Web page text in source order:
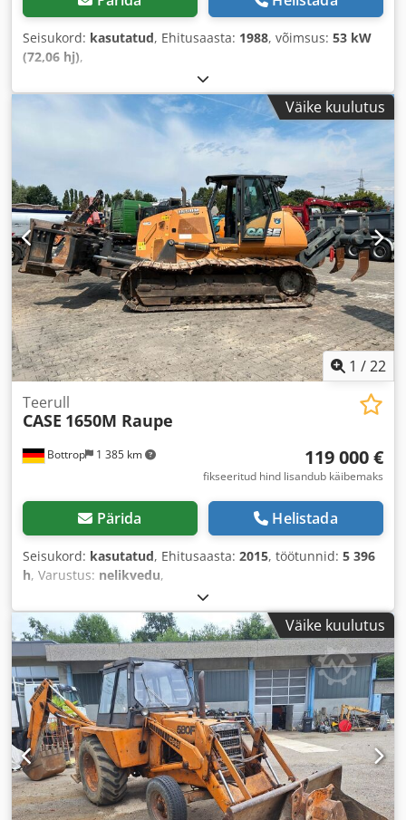
Seisukord: kasutatud, Ehitusaasta: 1988, võimsus: 53 kW
(72,06 hj),
Väike kuulutus
1 /22
Bottrop 1 385 km
Teerull
CASE 1650M Raupe
119 000 €
fikseeritud hind lisandub käibemaks
Pärida Helistada
Seisukord: kasutatud, Ehitusaasta: 2015, töötunnid: 5 396
h, Varustus: nelikvedu,
Väike kuulutus